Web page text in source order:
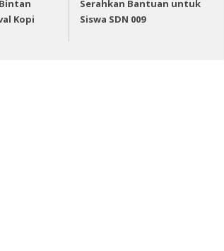
Kopi
Serahkan Bantuan untuk
Siswa SDN 009